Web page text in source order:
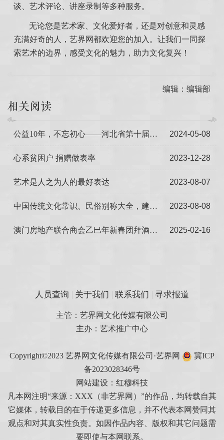
谈、艺术评论、 讲座录制 等多种服务。
无论您是艺术家、文化爱好者，还是对创意和灵感
充满好奇的人，艺界网都欢迎您的加入。让我们一同探
索艺术的边界，感受文化的魅力， 助力文化复兴！
编辑：编辑部
相关阅读
2024-05-08
公益10年，不忘初心——河北省第十届公益慈善晚会在石家庄举办
2023-12-28
心系贫困户 捐赠做表率
2023-08-07
艺术是人之为人的最好表达
2023-08-08
中国传统文化常识、民俗别称大全，建议收藏！
2025-02-16
澳门房地产联合商会乙巳年新春团拜酒会成功举办 会长吴在权致辞
人员查询 关于我们 联系我们 寻求报道
主管：艺界网文化传媒有限公司
主办：艺术推广中心
Copyright©2023 艺界网文化传媒有限公司·艺界网
冀ICP
备2023028346号
网站建设：红穆科技
凡本网注明“来源：XXX（非艺界网）”的作品，均转载自其
它媒体，转载目的在于传递更多信息，并不代表本网赞同其
观点和对其真实性负责。如因作品内容、版权和其它问题需
要即使与本网联系。